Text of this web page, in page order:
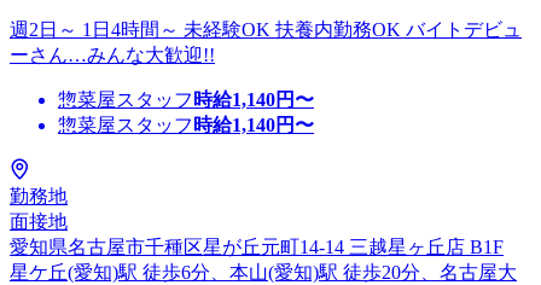
週2日～ 1日4時間～ 未経験OK 扶養内勤務OK バイトデビュ
ーさん…みんな大歓迎!!
惣菜屋スタッフ 時給1,140円〜
惣菜屋スタッフ 時給1,140円〜
勤務地
面接地
愛知県名古屋市千種区星が丘元町14-14 三越星ヶ丘店 B1F
星ケ丘(愛知)駅 徒歩6分、本山(愛知)駅 徒歩20分、名古屋大